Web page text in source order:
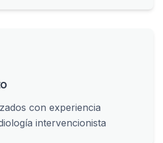
con experiencia
intervencionista